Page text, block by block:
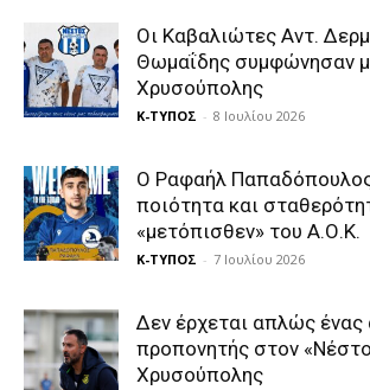
Οι Καβαλιώτες Αντ.
Θωμαΐδης συμφώνησαν
Χρυσούπολης
Κ-ΤΥΠΟΣ - 8 Ιουλίου 2026
Ο Ραφαήλ
ποιότητα και
«μετόπισθεν» του Α.Ο.Κ.
Κ-ΤΥΠΟΣ - 7 Ιουλίου 2026
Δεν έρχεται απλώς ένας
προπονητής στον
Χρυσούπολης